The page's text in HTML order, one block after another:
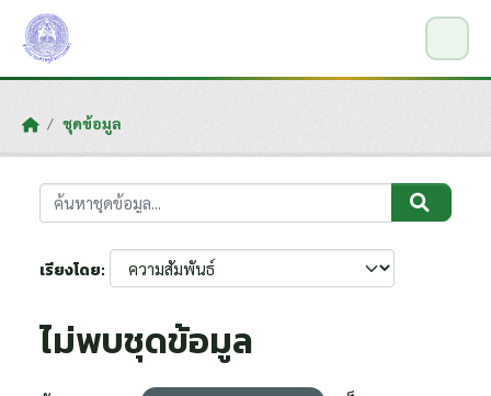
Skip to main content
ชุดข้อมูล
เรียงโดย
ไม่พบชุดข้อมูล